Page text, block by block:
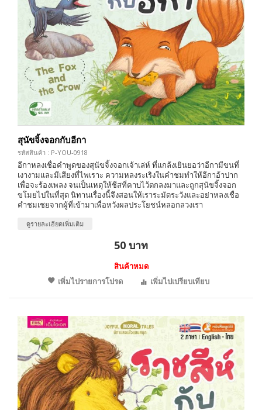
สุนัขจิ้งจอกกับอีกา
รหัสสินค้า : P-YOU-0918
อีกาหลงเชื่อคำพูดของสุนัขจิ้งจอกเจ้าเล่ห์ ที่แกล้งเยินยอว่าอีกามีขนที่
เงางามและมีเสียงที่ไพเราะ ความหลงระเริงในคำชมทำให้อีกาอ้าปาก
เพื่อจะร้องเพลง จนเป็นเหตุให้ชีสที่คาบไว้ตกลงมาและถูกสุนัขจิ้งจอก
ขโมยไปในที่สุด นิทานเรื่องนี้จึงสอนให้เราระมัดระวังและอย่าหลงเชื่อ
คำชมเชยจากผู้ที่เข้ามาเพื่อหวังผลประโยชน์หลอกลวงเรา
ดูรายละเอียดเพิ่มเติม
50 บาท
สินค้าหมด
เพิ่มไปรายการโปรด
เพิ่มไปเปรียบเทียบ